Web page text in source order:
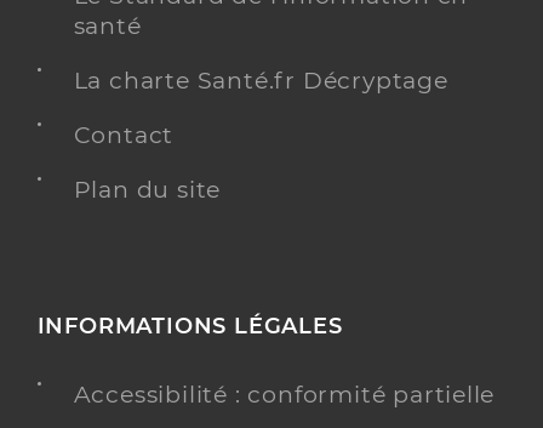
santé
La charte Santé.fr Décryptage
Contact
Plan du site
INFORMATIONS LÉGALES
Accessibilité : conformité partielle